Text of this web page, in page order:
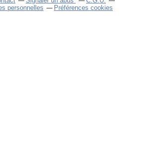
personnelles
Préférences cookies